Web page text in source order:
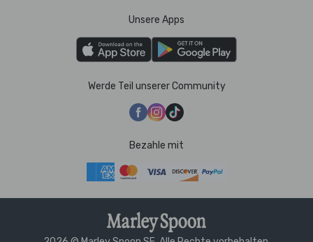
Unsere Apps
Werde Teil unserer Community
Bezahle mit